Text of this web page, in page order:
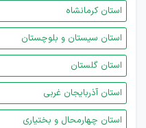
استان کرمانشاه
استان سیستان و بلوچستان
استان گلستان
استان آذربایجان غربی
استان چهارمحال و بختیاری